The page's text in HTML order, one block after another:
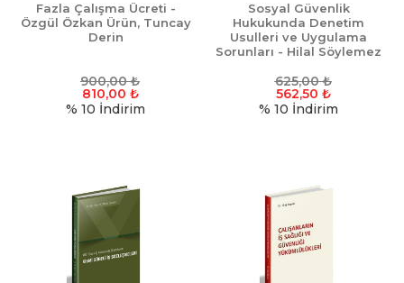
Fazla Çalışma Ücreti -
Özgül Özkan Ürün, Tuncay
Derin
900,00₺
810,00 ₺
% 10 İndirim
Sosyal Güvenlik
Hukukunda Denetim
Usulleri ve Uygulama
Sorunları - Hilal Söylemez
625,00₺
562,50 ₺
% 10 İndirim